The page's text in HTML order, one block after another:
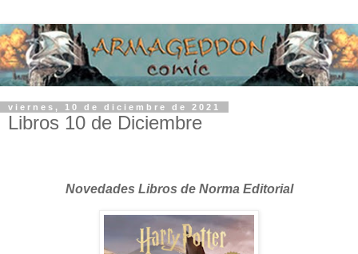
viernes, 10 de diciembre de 2021
Libros 10 de Diciembre
Novedades Libros de Norma Editorial